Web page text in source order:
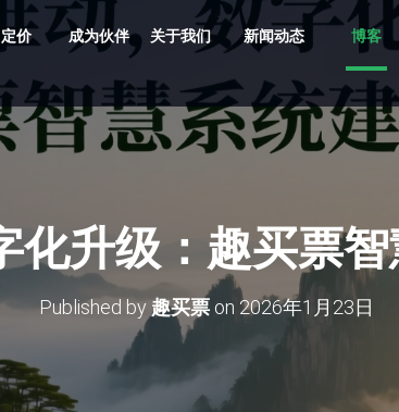
定价 成为伙伴 关于我们 新闻动态 博客
化升级：趣买票
Published by 趣买票 on 2026年1月23日